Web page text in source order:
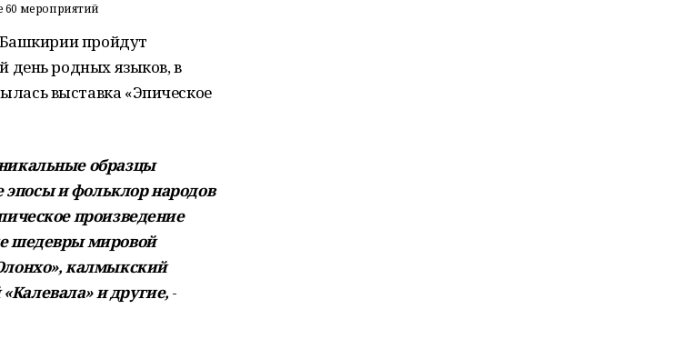
60 мероприятий
Башкирии пройдут
день родных языков, в
выставка «Эпическое
образцы
и фольклор народов
произведение
шедевры мировой
калмыкский
и другие, -